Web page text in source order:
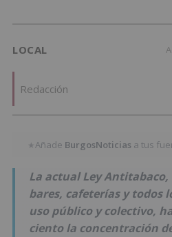
LOCAL
Redacción
★Añade BurgosNoticias a tus
La actual Ley
bares, cafeterías y todos
uso público y colectivo,
ciento la concentración